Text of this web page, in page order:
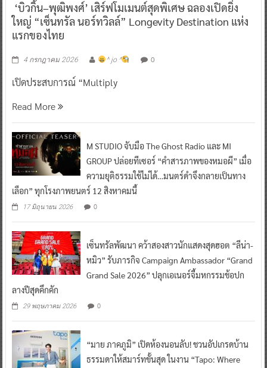
‘บิวกิ้น–พุฒิพงศ์’ เสิร์ฟโมเมนต์สุดพิเศษ ฉลองเปิดยิ่ง
ใหญ่ “เซ็นทรัล นอร์ทวิลล์” Longevity Destination แห่ง
แรกของไทย
4 กรกฎาคม 2026 ^ jo ^ 0
เปิดประสบการณ์ “Multiply
Read More
M STUDIO จับมือ The Ghost Radio และ MI
GROUP ปล่อยทีเซอร์ “คำสารภาพของหมอผี” เมื่อ
ความยุติธรรมใช้ไม่ได้…มนตร์ดำจึงกลายเป็นทาง
เลือก” ทุกโรงภาพยนตร์ 12 สิงหาคมนี้
17 มิถุนายน 2026 0
เซ็นทรัลพัฒนา คว้าสองสาวนักแสดงสุดฮอต “ลีน่า-
หมิว” รับภารกิจ Campaign Ambassador “Grand
Grand Sale 2026” ปลุกเอเนอร์จี้มหกรรมช้อปก
ลางปีสุดคึกคัก
29 พฤษภาคม 2026 0
“มาย ภาคภูมิ” เปิดห้องนอนลับ! ชวนอัปเกรดบ้าน
ธรรมดาให้สมาร์ทขั้นสุด ในงาน “Tapo: Where